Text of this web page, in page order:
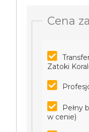
Cena
Zatoki
Pełny
w cenie)